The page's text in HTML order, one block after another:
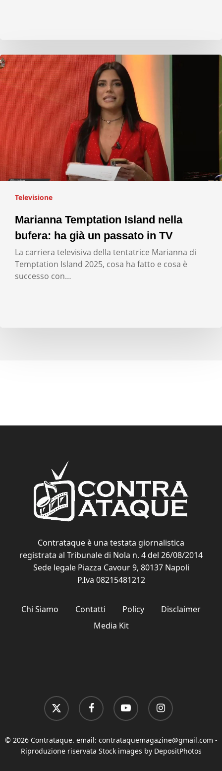
Televisione
Marianna Temptation Island nella
bufera: ha già un passato in TV
La carriera televisiva della tentatrice Marianna di
Temptation Island 2025, cosa ha fatto e cosa è
successo con…
Contrataque è una testata giornalistica
registrata al Tribunale di Nola n. 4 del 26/08/2014
Sede legale Piazza Cavour 9, 80137 Napoli
P.Iva 08215481212
Chi Siamo Contatti Policy
Disclaimer
Media Kit
x-
twitter
facebook youtube instagram
© 2026 Contrataque. email: contrataquemagazine@gmail.com -
Riproduzione riservata Stock images by DepositPhotos